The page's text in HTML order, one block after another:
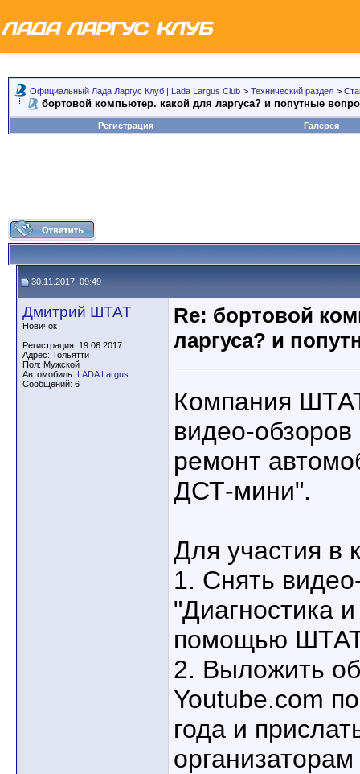
Официальный Лада Ларгус Клуб | Lada Largus Club > Технический раздел >
бортовой компьютер. какой для ларгуса? и попутные
Регистрация Галерея
30.11.2017, 09:49
Дмитрий ШТАТ
Новичок
Регистрация: 19.06.2017
Адрес: Тольятти
Пол: Мужской
Автомобиль: LADA Largus
Сообщений: 6
Re: бортовой
ларгуса? и
Компания
видео-
ремонт
ДСТ-мини".
Для участия в
1. Снять
"Диагностика
помощью
2. Выложить
Youtube.com
года и
организаторам